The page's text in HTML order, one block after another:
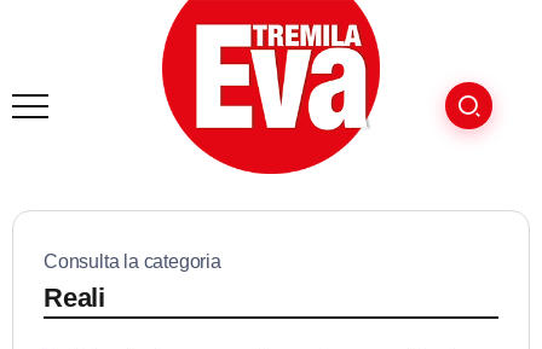
Consulta la categoria
Reali